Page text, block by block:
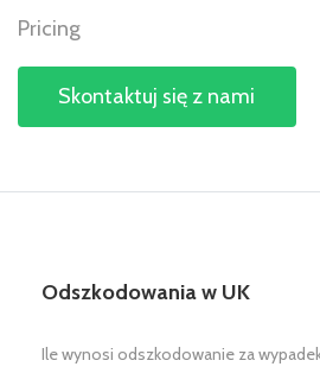
Pricing
Skontaktuj się z nami
Odszkodowania w UK
Ile wynosi odszkodowanie za